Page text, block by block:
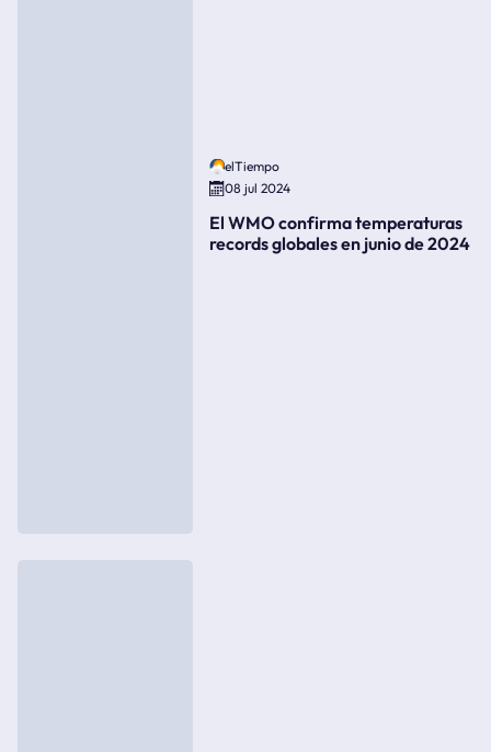
elTiempo
08 jul 2024
El WMO confirma temperaturas
records globales en junio de 2024